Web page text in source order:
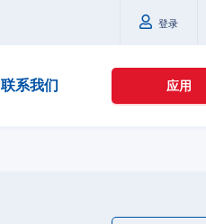
登录
联系我们 应用